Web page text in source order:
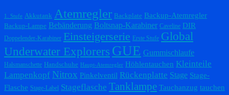
1. Stufe Akkutank Atemregler Backplate Backup-Atemregler
Backup-Lampe Bebänderung Boltsnap-Karabiner Caveline DIR
Doppelender-Karabiner Einsteigerserie Erste Stufe Global
Underwater Explorers GUE Gummischlaufe
Halsmanschette Handschuhe Haupt-Atemregler Höhlentauchen Kleinteile
Lampenkopf Nitrox Pinkelventil Rückenplatte Stage Stage-
Flasche Stage-Label Stageflasche Tanklampe Tauchanzug tauchen